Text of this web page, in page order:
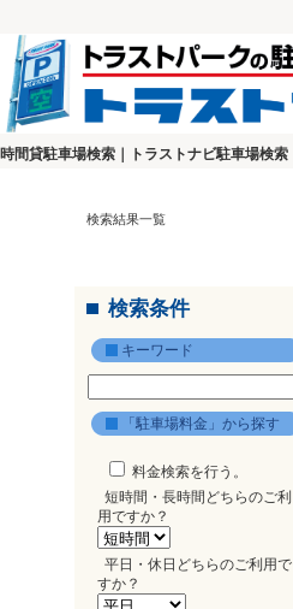
時間貸駐車場検索｜トラストナビ駐車場検索
検索結果一覧
検索条件
キーワード
「駐車場料金」から探す
料金検索を行う。
短時間・長時間どちらのご利
用ですか？
平日・休日どちらのご利用で
すか？